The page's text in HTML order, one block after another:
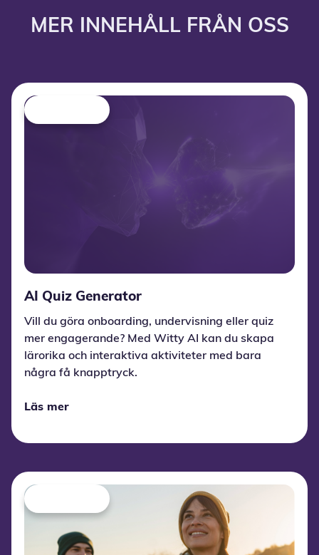
MER INNEHÅLL FRÅN OSS
AI Quiz Generator
Vill du göra onboarding, undervisning eller quiz
mer engagerande? Med Witty AI kan du skapa
lärorika och interaktiva aktiviteter med bara
några få knapptryck.
Läs mer